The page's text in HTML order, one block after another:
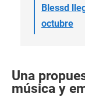
Blessd
octubre
Una
música y